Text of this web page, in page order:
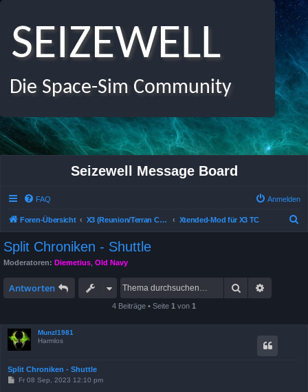
SEIZEWELL
Die Space-Sim Community
Seizewell Message Board
FAQ Anmelden
Foren-Übersicht X3 (Reunion/Terran Conflict /Albion Prelude) Allgemeines Deutsches Forum Xtended-Mod für X3 TC
Split Chroniken - Shuttle
Moderatoren: Diemetius Old Navy
Antworten Suche
4 Beiträge • Seite 1 von 1
Munzl1981
Harmlos
Split Chroniken - Shuttle
BFr 08 Sep, 2023 12:10 pm